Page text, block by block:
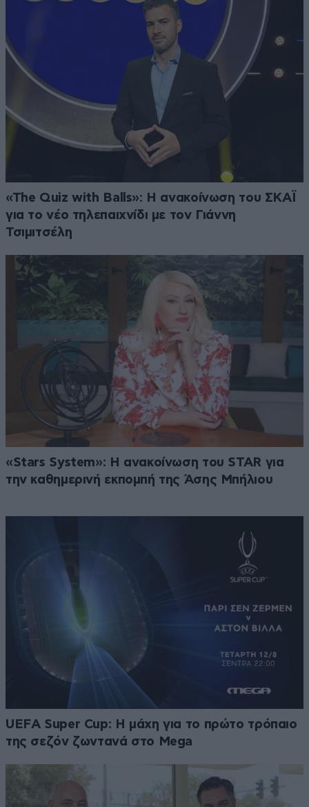
«The Quiz with Balls»: Η ανακοίνωση του ΣΚΑΪ
για το νέο τηλεπαιχνίδι με τον Γιάννη
Τσιμιτσέλη
«Stars System»: Η ανακοίνωση του STAR για
την καθημερινή εκπομπή της Άσης Μπήλιου
UEFA Super Cup: Η μάχη για το πρώτο τρόπαιο
της σεζόν ζωντανά στο Mega